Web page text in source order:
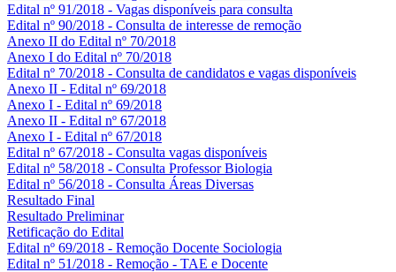
Edital nº 91/2018 - Vagas disponíveis para consulta
Edital nº 90/2018 - Consulta de interesse de remoção
Anexo II do Edital nº 70/2018
Anexo I do Edital nº 70/2018
Edital nº 70/2018 - Consulta de candidatos e vagas disponíveis
Anexo II - Edital nº 69/2018
Anexo I - Edital nº 69/2018
Anexo II - Edital nº 67/2018
Anexo I - Edital nº 67/2018
Edital nº 67/2018 - Consulta vagas disponíveis
Edital nº 58/2018 - Consulta Professor Biologia
Edital nº 56/2018 - Consulta Áreas Diversas
Resultado Final
Resultado Preliminar
Retificação do Edital
Edital nº 69/2018 - Remoção Docente Sociologia
Edital nº 51/2018 - Remoção - TAE e Docente